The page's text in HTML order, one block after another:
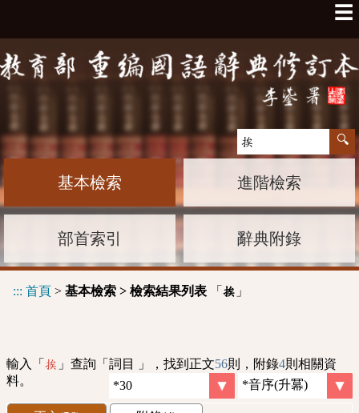
☰
基本檢索 進階檢索
部首索引 辭典附錄
::: 首頁 > 基本檢索 > 檢索結果列表 「 挨 」
輸入「 挨 」查詢「詞目 」，找到正文56則，附錄4則相關資
料。